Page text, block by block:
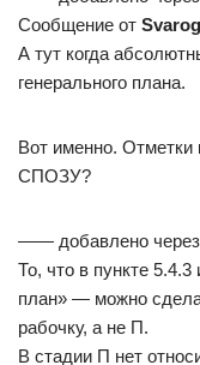
Сообщение от Svarog
А тут когда
генерального плана.
Вот именно. Отметки
СПОЗУ?
—— добавлено
То, что в пункте
план» — можно
рабочку, а не П.
В стадии П нет